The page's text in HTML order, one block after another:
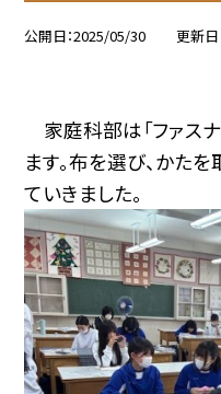
公開日 2025/05/30 更新日
家庭科部は「ファス
ます。布を選び、かた
ていきました。